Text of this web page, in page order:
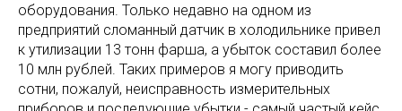
оборудования. Только недавно на одном из
предприятий сломанный датчик в холодильнике привел
к утилизации 13 тонн фарша, а убыток составил более
10 млн рублей. Таких примеров я могу приводить
сотни, пожалуй, неисправность измерительных